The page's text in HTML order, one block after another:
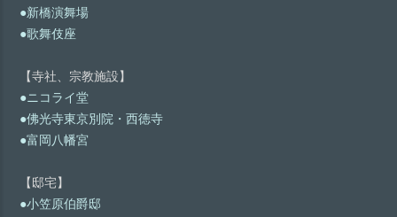
●新橋演舞場
●歌舞伎座
【寺社、宗教施設】
●ニコライ堂
●佛光寺東京別院・西徳寺
●富岡八幡宮
【邸宅】
●小笠原伯爵邸